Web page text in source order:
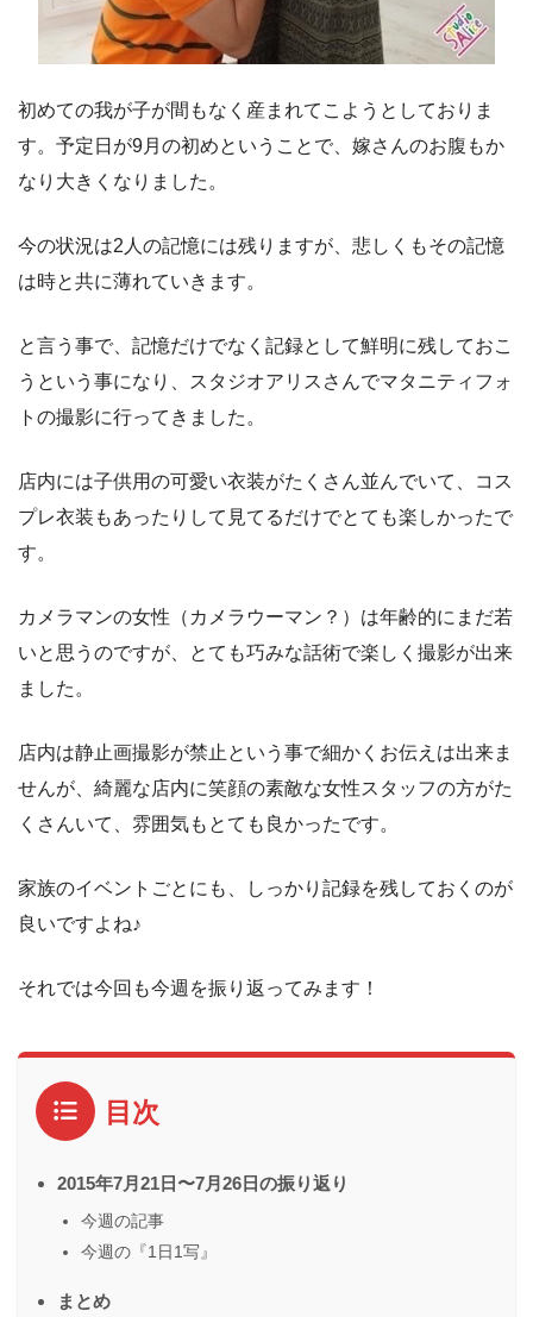
初めての我が子が間もなく産まれてこようとしておりま
す。予定日が9月の初めということで、嫁さんのお腹もか
なり大きくなりました。
今の状況は2人の記憶には残りますが、悲しくもその記憶
は時と共に薄れていきます。
と言う事で、記憶だけでなく記録として鮮明に残しておこ
うという事になり、スタジオアリスさんでマタニティフォ
トの撮影に行ってきました。
店内には子供用の可愛い衣装がたくさん並んでいて、コス
プレ衣装もあったりして見てるだけでとても楽しかったで
す。
カメラマンの女性（カメラウーマン？）は年齢的にまだ若
いと思うのですが、とても巧みな話術で楽しく撮影が出来
ました。
店内は静止画撮影が禁止という事で細かくお伝えは出来ま
せんが、綺麗な店内に笑顔の素敵な女性スタッフの方がた
くさんいて、雰囲気もとても良かったです。
家族のイベントごとにも、しっかり記録を残しておくのが
良いですよね♪
それでは今回も今週を振り返ってみます！
目次
2015年7月21日〜7月26日の振り返り
今週の記事
今週の『1日1写』
まとめ